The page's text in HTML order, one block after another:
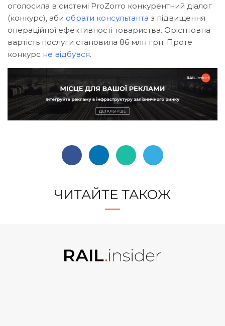
оголосила в системі ProZorro конкурентний діалог
(конкурс), аби обрати консультанта з підвищення
операційної ефективності товариства. Орієнтовна
вартість послуги становила 86 млн грн. Проте
конкурс не відбувся.
ЧИТАЙТЕ ТАКОЖ